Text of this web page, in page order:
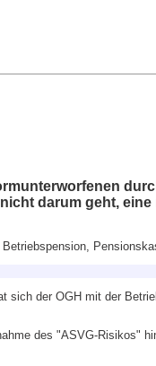
darum geht,
sich der OGH mit der
des "ASVG-Risikos"